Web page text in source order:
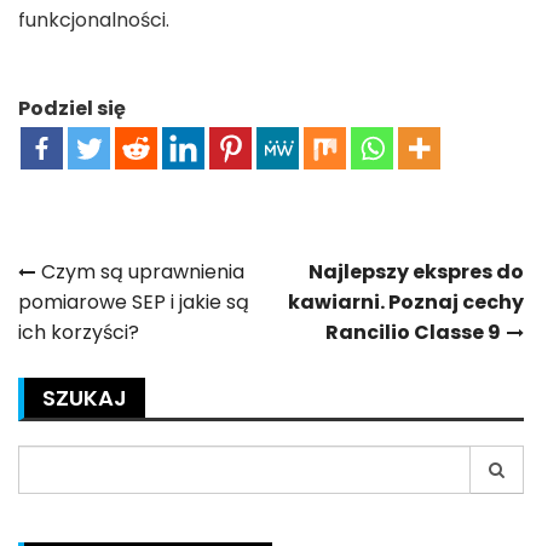
funkcjonalności.
Podziel się
Nawigacja
wpisu
Czym są uprawnienia
pomiarowe SEP i jakie są
ich korzyści?
Najlepszy ekspres do
kawiarni. Poznaj cechy
Rancilio Classe 9
SZUKAJ
for: